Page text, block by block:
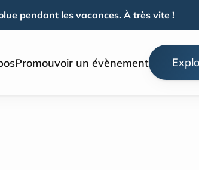
Promouvoir un évènement
pendant les vacances. À très vite !